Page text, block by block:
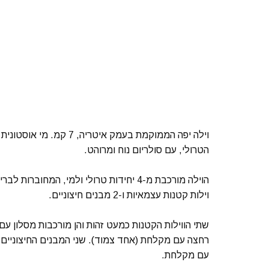
וילה יפה הממוקמת בעמק
הטרולי, עם סולריום נוח ומרוהט.
וילות קטנות עצמאיות ו-2 מבנים חיצוניים.
רחצה עם מקלחת (אחד צמוד). שני המבנים החיצוניים
עם מקלחת.